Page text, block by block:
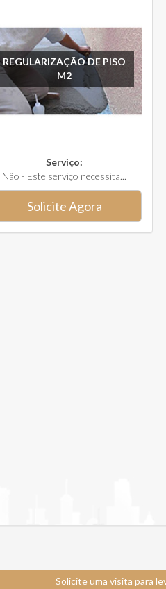
REGULARIZAÇÃO DE PISO
M2
Serviço:
Não - Este serviço necessita...
Solicite Agora
Solicite uma visita para